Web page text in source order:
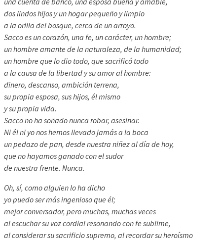
dos lindos hijos y un hogar pequeño y limpio
a la orilla del bosque, cerca de un arroyo.
Sacco es un corazón, una fe, un carácter, un hombre;
un hombre amante de la naturaleza, de la humanidad;
un hombre que lo dio todo, que sacrificó todo
a la causa de la libertad y su amor al hombre:
dinero, descanso, ambición terrena,
su propia esposa, sus hijos, él mismo
y su propia vida.
Sacco no ha soñado nunca robar, asesinar.
Ni él ni yo nos hemos llevado jamás a la boca
un pedazo de pan, desde nuestra niñez al día de hoy,
que no hayamos ganado con el sudor
de nuestra frente. Nunca.
Oh, sí, como alguien lo ha dicho
yo puedo ser más ingenioso que él;
mejor conversador, pero muchas, muchas veces
al escuchar su voz cordial resonando con fe sublime,
al considerar su sacrificio supremo, al recordar su heroísmo